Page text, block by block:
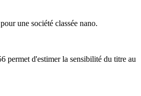
une société classée nano.
permet d'estimer la sensibilité du titre au